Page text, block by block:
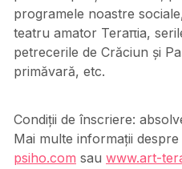
programele noastre
teatru amator Teraπia,
petrecerile de Crăciun și
primăvară, etc.
Condiții de înscriere:
Mai multe informații
psiho.com sau www.art-